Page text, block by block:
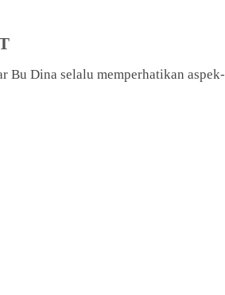
Bu Dina selalu memperhatikan aspek-